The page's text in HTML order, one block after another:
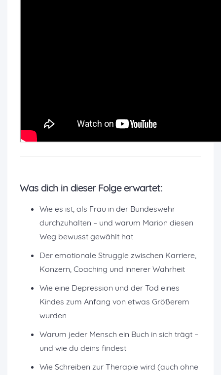
Was dich in dieser Folge erwartet:
Wie es ist, als Frau in der Bundeswehr
durchzuhalten – und warum Marion diesen
Weg bewusst gewählt hat
Der emotionale Struggle zwischen Karriere,
Konzern, Coaching und innerer Wahrheit
Wie eine Depression und der Tod eines
Kindes zum Anfang von etwas Größerem
wurden
Warum jeder Mensch ein Buch in sich trägt –
und wie du deins findest
Wie Schreiben zur Therapie wird (auch ohne